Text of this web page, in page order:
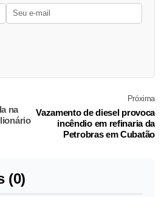
na
Próxima
Vazamento de diesel provoca
incêndio em refinaria da
Petrobras em Cubatão
(0)